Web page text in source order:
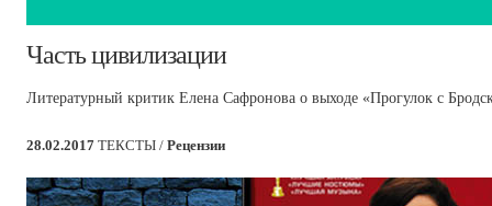
​Часть цивилизации
Литературный критик Елена Сафронова о выходе «Прогулок с
28.02.2017 ТЕКСТЫ / Рецензии